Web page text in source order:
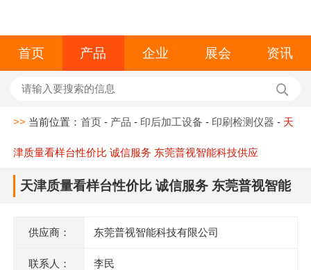
首页 产品 企业 展会 资讯
>> 当前位置：首页 - 产品 - 印后加工设备 - 印刷检测仪器 - 天
津质量看样台性价比 诚信服务 东莞普视智能科技供应
天津质量看样台性价比 诚信服务 东莞普视智能
供应商： 东莞普视智能科技有限公司
联系人： 李民